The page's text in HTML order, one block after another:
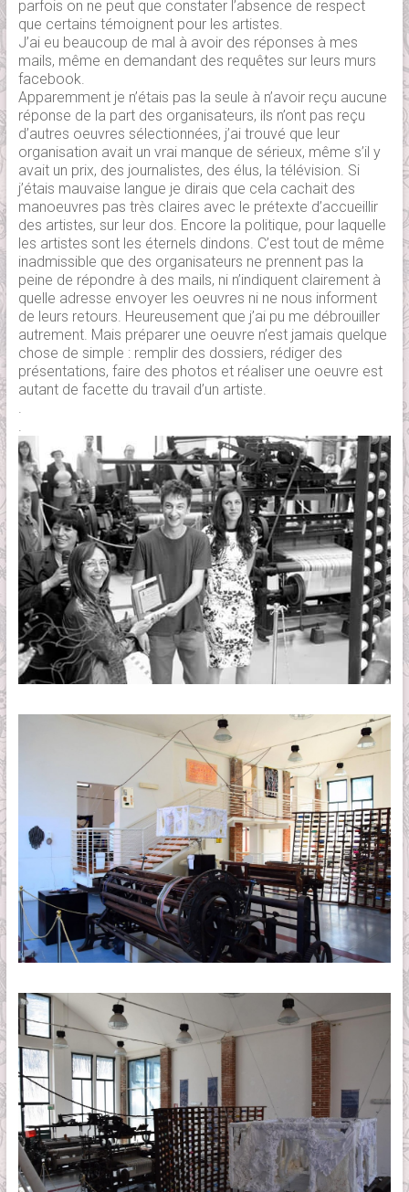
parfois on ne peut que constater l’absence de respect
que certains témoignent pour les artistes.
J’ai eu beaucoup de mal à avoir des réponses à mes
mails, même en demandant des requêtes sur leurs murs
facebook.
Apparemment je n’étais pas la seule à n’avoir reçu aucune
réponse de la part des organisateurs, ils n’ont pas reçu
d’autres oeuvres sélectionnées, j’ai trouvé que leur
organisation avait un vrai manque de sérieux, même s’il y
avait un prix, des journalistes, des élus, la télévision. Si
j’étais mauvaise langue je dirais que cela cachait des
manoeuvres pas très claires avec le prétexte d’accueillir
des artistes, sur leur dos. Encore la politique, pour laquelle
les artistes sont les éternels dindons. C’est tout de même
inadmissible que des organisateurs ne prennent pas la
peine de répondre à des mails, ni n’indiquent clairement à
quelle adresse envoyer les oeuvres ni ne nous informent
de leurs retours. Heureusement que j’ai pu me débrouiller
autrement. Mais préparer une oeuvre n’est jamais quelque
chose de simple : remplir des dossiers, rédiger des
présentations, faire des photos et réaliser une oeuvre est
autant de facette du travail d’un artiste.